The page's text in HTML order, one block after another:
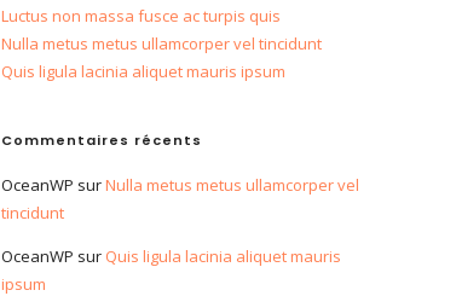
Luctus non massa fusce ac turpis quis
Nulla metus metus ullamcorper vel tincidunt
Quis ligula lacinia aliquet mauris ipsum
Commentaires récents
OceanWP surNulla metus metus ullamcorper vel
tincidunt
OceanWP sur Quis ligula lacinia aliquet mauris
ipsum